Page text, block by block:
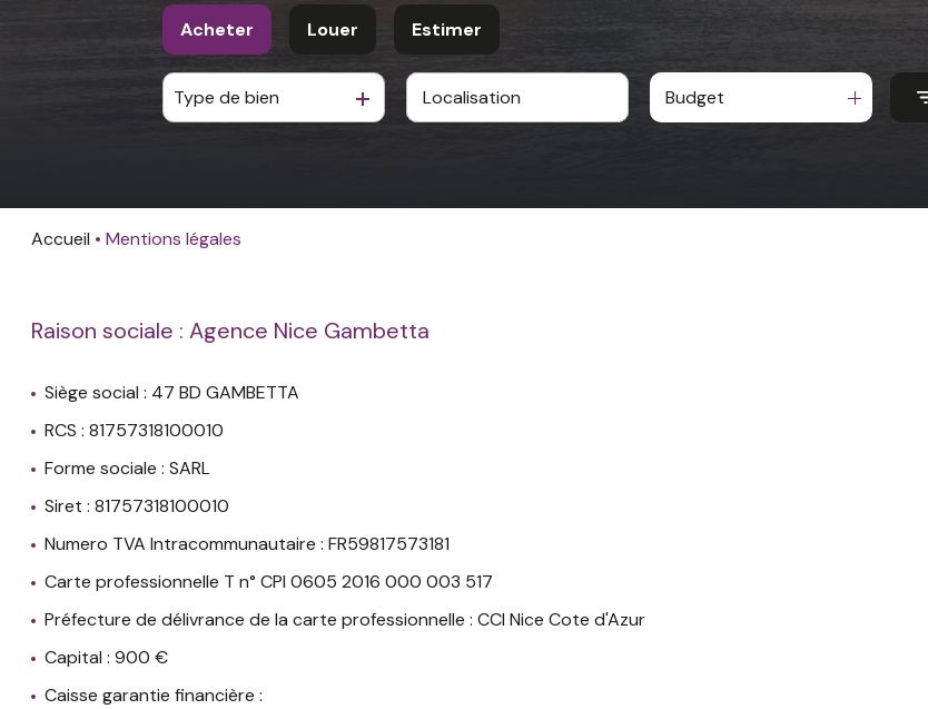
Acheter
De l'ancien
Louer
à l'année
Estimer
Type de bien Budget
Accueil Mentions légales
Raison sociale : Agence Nice Gambetta
Siège social : 47 BD GAMBETTA
RCS : 81757318100010
Forme sociale : SARL
Siret : 81757318100010
Numero TVA Intracommunautaire : FR59817573181
Carte professionnelle T n° CPI 0605 2016 000 003 517
Préfecture de délivrance de la carte professionnelle : CCI Nice Cote d'Azur
Capital : 900 €
Caisse garantie financière :